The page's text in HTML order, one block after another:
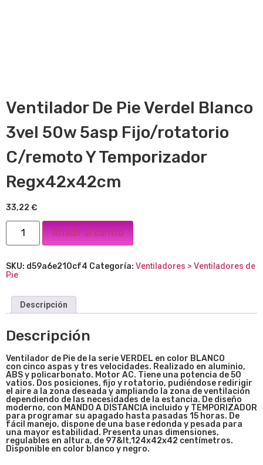
Ventilador De Pie Verdel Blanco
3vel 50w 5asp Fijo/rotatorio
C/remoto Y Temporizador
Regx42x42cm
33,22 €
Añadir al carrito
SKU: d59a6e210cf4 Categoría: Ventiladores > Ventiladores de
Pie
Descripción
Descripción
Ventilador de Pie de la serie VERDEL en color BLANCO
con cinco aspas y tres velocidades. Realizado en aluminio,
ABS y policarbonato. Motor AC. Tiene una potencia de 50
vatios. Dos posiciones, fijo y rotatorio, pudiéndose redirigir
el aire a la zona deseada y ampliando la zona de ventilación
dependiendo de las necesidades de la estancia. De diseño
moderno, con MANDO A DISTANCIA incluido y TEMPORIZADOR
para programar su apagado hasta pasadas 15 horas. De
fácil manejo, dispone de una base redonda y pesada para
una mayor estabilidad. Presenta unas dimensiones,
regulables en altura, de 97&lt,124x42x42 centímetros.
Disponible en color blanco y negro.